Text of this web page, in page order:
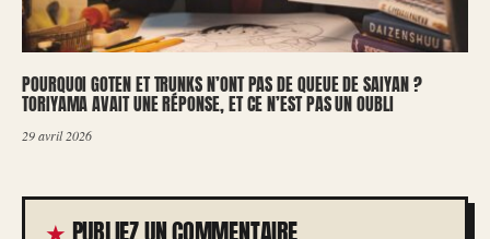
POURQUOI GOTEN ET TRUNKS N’ONT PAS DE QUEUE DE SAIYAN ?
TORIYAMA AVAIT UNE RÉPONSE, ET CE N’EST PAS UN OUBLI
29 avril 2026